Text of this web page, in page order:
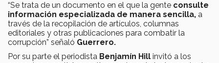
“Se trata de un documento en el que la gente consulte
información especializada de manera sencilla, a
través de la recopilación de artículos, columnas
editoriales y otras publicaciones para combatir la
corrupción” señaló Guerrero.
Por su parte el periodista Benjamín Hill invitó a los